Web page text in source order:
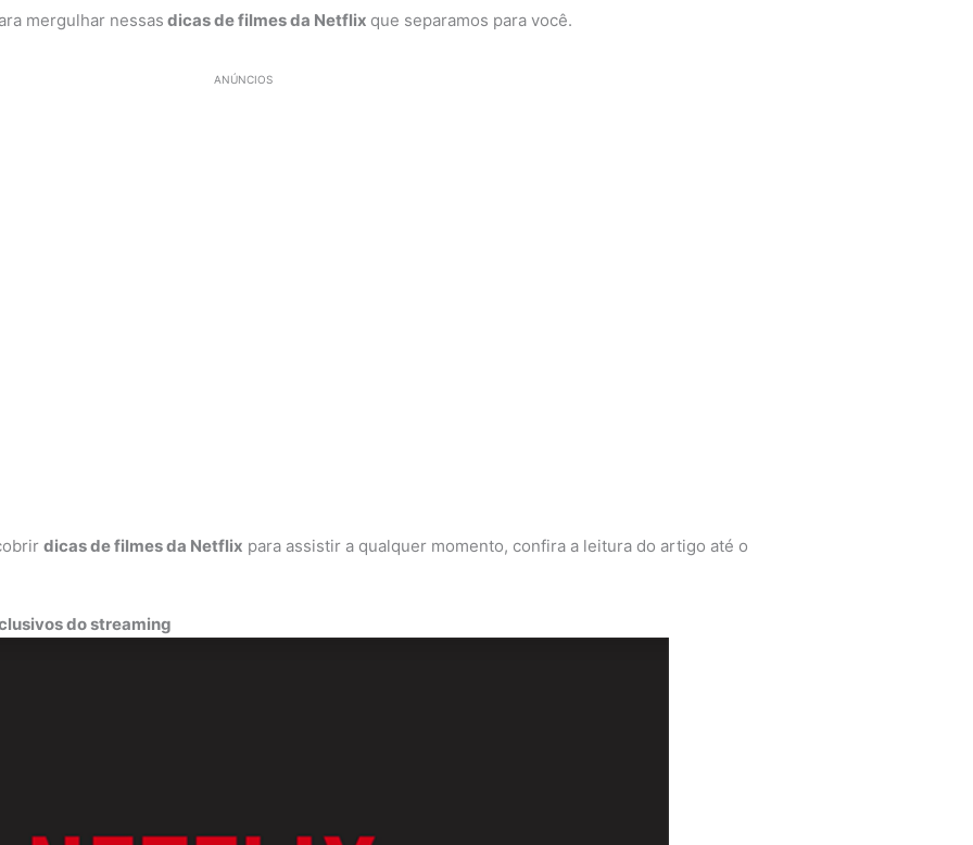
mergulhar nessas dicas de filmes da Netflix que separamos para você.
ANÚNCIOS
dicas de filmes da Netflix para assistir a qualquer momento, confira a leitura do artigo até o
do streaming